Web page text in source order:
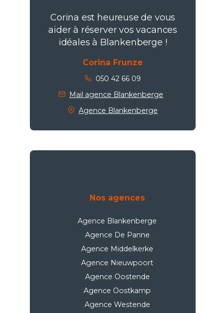
Corina est heureuse de vous
aider à réserver vos vacances
idéales à Blankenberge !
Corina Frunze
050 42 66 09
Mail agence Blankenberge
Agence Blankenberge
Nos agences
Agence Blankenberge
Agence De Panne
Agence Middelkerke
Agence Nieuwpoort
Agence Oostende
Agence Oostkamp
Agence Westende